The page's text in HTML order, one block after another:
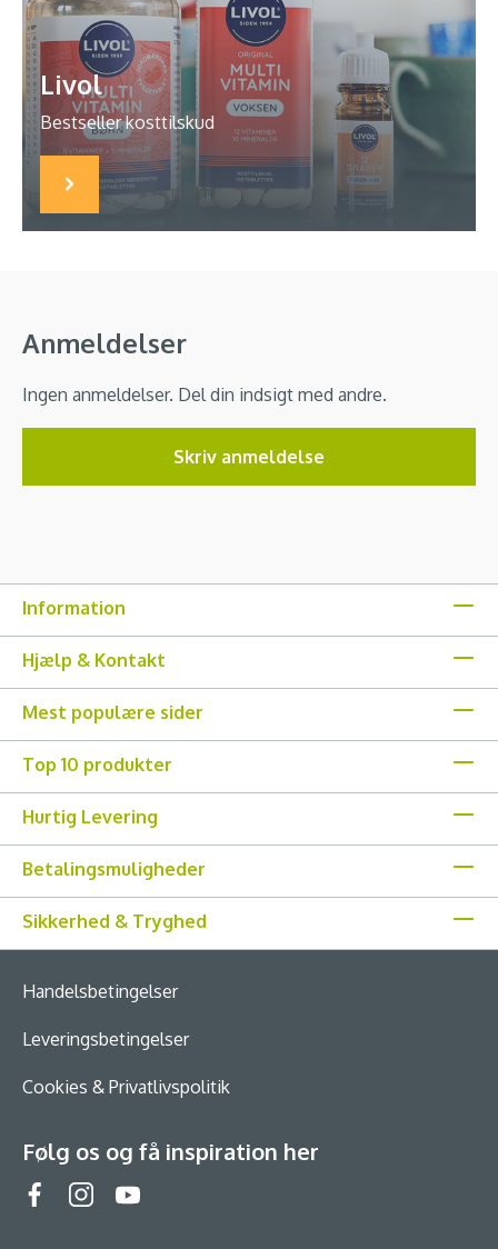
Livol
Bestseller kosttilskud
Anmeldelser
Ingen anmeldelser. Del din indsigt med andre.
Skriv anmeldelse
Information
Hjælp & Kontakt
Mest populære sider
Top 10 produkter
Hurtig Levering
Betalingsmuligheder
Sikkerhed & Tryghed
Handelsbetingelser
Leveringsbetingelser
Cookies & Privatlivspolitik
Følg os og få inspiration her